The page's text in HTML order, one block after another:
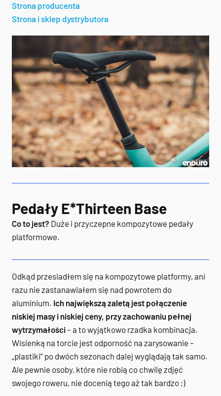
Strona producenta
Strona i sklep dystrybutora
Pedały E*Thirteen Base
Co to jest? Duże i przyczepne kompozytowe pedały
platformowe.
Odkąd przesiadłem się na kompozytowe platformy, ani
razu nie zastanawiałem się nad powrotem do
aluminium. Ich największą zaletą jest połączenie
niskiej masy i niskiej ceny, przy zachowaniu pełnej
wytrzymałości– a to wyjątkowo rzadka kombinacja.
Wisienką na torcie jest odporność na zarysowanie –
„plastiki” po dwóch sezonach dalej wyglądają tak samo.
Ale pewnie osoby, które nie robią co chwilę zdjęć
swojego roweru, nie docenią tego aż tak bardzo ;)